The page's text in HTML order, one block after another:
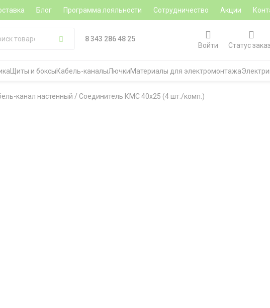
Блог Программа лояльности Сотрудничество Акции
8 343 286 48 25
Войти
Статус
Щиты и боксыКабель-каналыЛючкиМатериалы для электромонтажа
канал настенный / Соединитель КМС 40x25 (4 шт./комп.)